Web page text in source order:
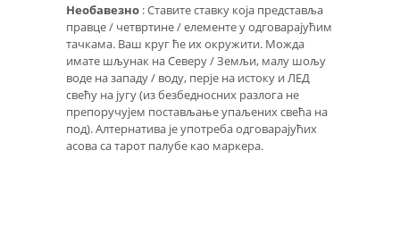
Необавезно : Ставите ставку која представља
правце / четвртине / елементе у одговарајућим
тачкама. Ваш круг ће их окружити. Можда
имате шљунак на Северу / Земљи, малу шољу
воде на западу / воду, перје на истоку и ЛЕД
свећу на југу (из безбедносних разлога не
препоручујем постављање упаљених свећа на
под). Алтернатива је употреба одговарајућих
асова са тарот палубе као маркера.